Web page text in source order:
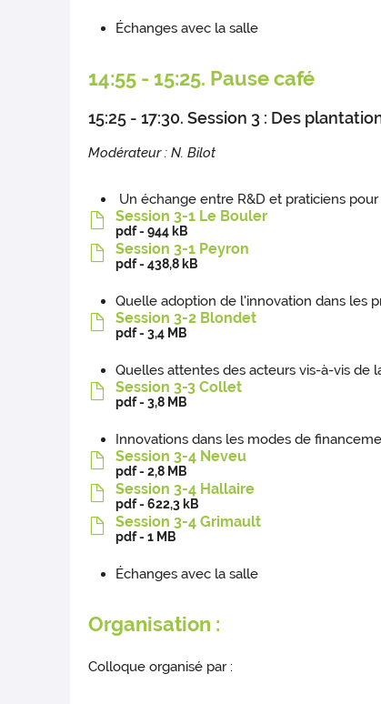
Échanges avec la salle
14:55 - 15:25. Pause café
15:25 - 17:30. Session 3 : Des
Modérateur : N. Bilot
Un échange entre R&D et praticiens
Session 3-1 Le Bouler
pdf - 944 kB
Session 3-1 Peyron
pdf - 438,8 kB
Quelle adoption de l'innovation dans les
Session 3-2 Blondet
pdf - 3,4 MB
Quelles attentes des acteurs vis-à-vis de
Session 3-3 Collet
pdf - 3,8 MB
Innovations dans les modes de
Session 3-4 Neveu
pdf - 2,8 MB
Session 3-4 Hallaire
pdf - 622,3 kB
Session 3-4 Grimault
pdf - 1 MB
Échanges avec la salle
Organisation :
Colloque organisé par :